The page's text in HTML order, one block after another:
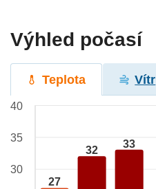
Výhled počasí
Teplota Vítr
27
32
33
40
35
30